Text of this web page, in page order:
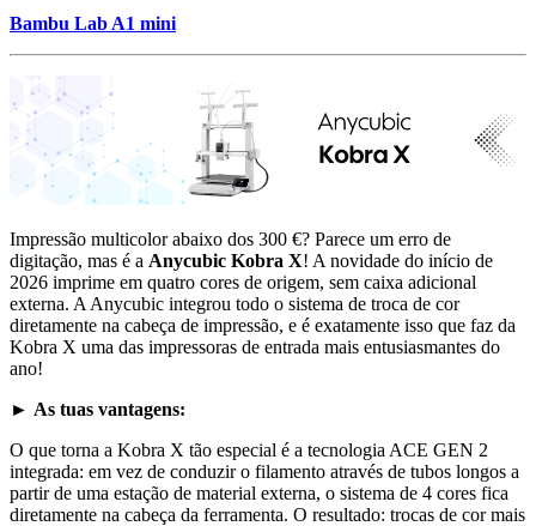
Bambu Lab A1 mini
Impressão multicolor abaixo dos 300 €? Parece um erro de
digitação, mas é a Anycubic Kobra X! A novidade do início de
2026 imprime em quatro cores de origem, sem caixa adicional
externa. A Anycubic integrou todo o sistema de troca de cor
diretamente na cabeça de impressão, e é exatamente isso que faz da
Kobra X uma das impressoras de entrada mais entusiasmantes do
ano!
► As tuas vantagens:
O que torna a Kobra X tão especial é a tecnologia ACE GEN 2
integrada: em vez de conduzir o filamento através de tubos longos a
partir de uma estação de material externa, o sistema de 4 cores fica
diretamente na cabeça da ferramenta. O resultado: trocas de cor mais